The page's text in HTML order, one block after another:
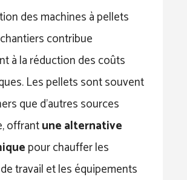
des machines à pellets
contribue
à la réduction des coûts
Les pellets sont souvent
que d’autres sources
offrantune alternative
pour chauffer les
travail et les équipements